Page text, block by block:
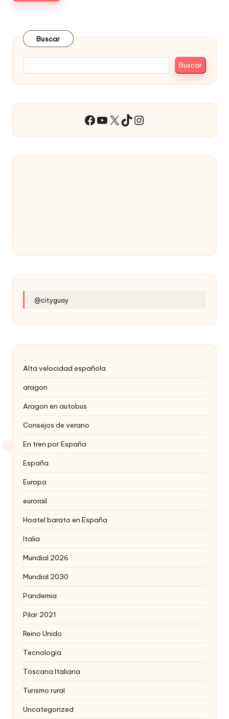
Buscar
Buscar
Facebook
YouTube
X TikTok
Instagram
@cityguay
Alta velocidad española
aragon
Aragon en autobus
Consejos de verano
En tren por España
España
Europa
eurorail
Hoatel barato en España
Italia
Mundial 2026
Mundial 2030
Pandemia
Pilar 2021
Reino Unido
Tecnologia
Toscana Italiana
Turismo rural
Uncategorized